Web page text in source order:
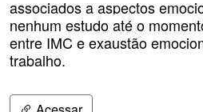
associados a aspectos
nenhum estudo até o
entre IMC e exaustão
trabalho.